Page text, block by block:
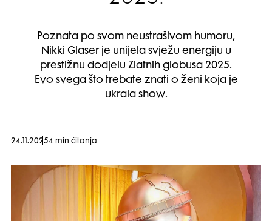
Poznata po svom neustrašivom humoru,
Nikki Glaser je unijela svježu energiju u
prestižnu dodjelu Zlatnih globusa 2025.
Evo svega što trebate znati o ženi koja je
ukrala show.
24.11.20254 min čitanja